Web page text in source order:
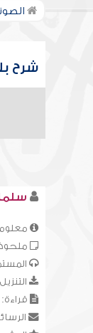
شرح
التنزيل :
قراءة: 4423